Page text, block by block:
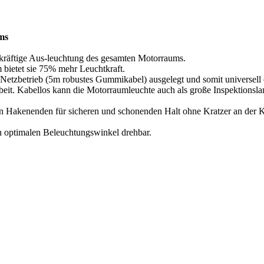
Aus-leuchtung des gesamten Motorraums.
sie 75% mehr Leuchtkraft.
(5m robustes Gummikabel) ausgelegt und somit universell
Kabellos kann die Motorraumleuchte auch als große
für sicheren und schonenden Halt ohne Kratzer an der
Beleuchtungswinkel drehbar.